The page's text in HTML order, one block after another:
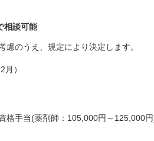
相談可能
のうえ、規定により決定します。
）
手当(薬剤師：105,000円～125,000